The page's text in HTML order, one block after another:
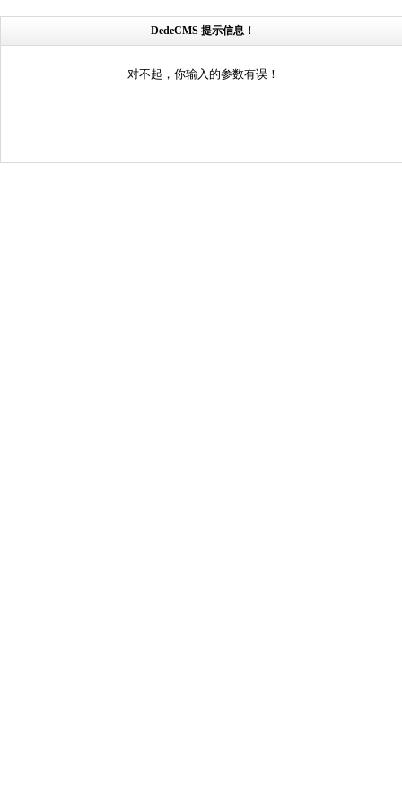
DedeCMS 提示信息！
对不起，你输入的参数有误！